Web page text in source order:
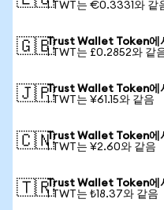
1 TWT는 €0.3331와 같
🇬🇧Trust Wallet Token에
1 TWT는 £0.2852와 같
🇯🇵Trust Wallet Token에
1 TWT는 ¥61.15와 같음
🇨🇳Trust Wallet Token에
1 TWT는 ¥2.60와 같음
🇹🇷Trust Wallet Token에
1 TWT는 ₺18.37와 같음